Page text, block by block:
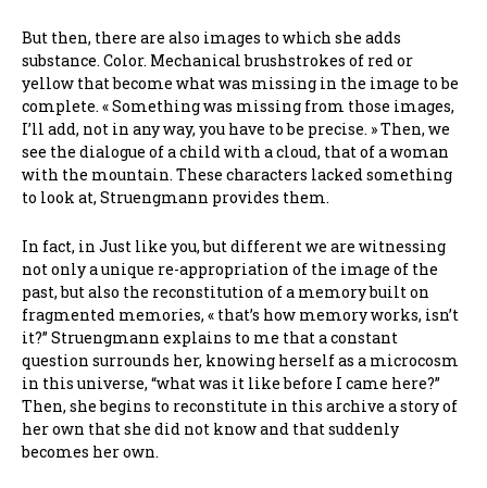
But then, there are also images to which she adds
substance. Color. Mechanical brushstrokes of red or
yellow that become what was missing in the image to be
complete. « Something was missing from those images,
I’ll add, not in any way, you have to be precise. » Then, we
see the dialogue of a child with a cloud, that of a woman
with the mountain. These characters lacked something
to look at, Struengmann provides them.
In fact, in Just like you, but different we are witnessing
not only a unique re-appropriation of the image of the
past, but also the reconstitution of a memory built on
fragmented memories, « that’s how memory works, isn’t
it?” Struengmann explains to me that a constant
question surrounds her, knowing herself as a microcosm
in this universe, “what was it like before I came here?”
Then, she begins to reconstitute in this archive a story of
her own that she did not know and that suddenly
becomes her own.